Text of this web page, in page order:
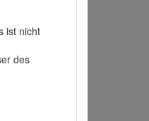
ist nicht
des